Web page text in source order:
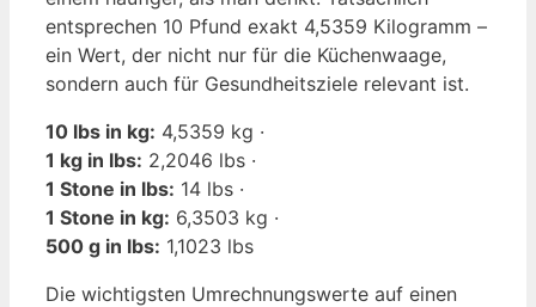
entsprechen 10 Pfund exakt 4,5359 Kilogramm –
ein Wert, der nicht nur für die Küchenwaage,
sondern auch für Gesundheitsziele relevant ist.
10 lbs in kg: 4,5359 kg ·
1 kg in lbs: 2,2046 lbs ·
1 Stone in lbs: 14 lbs ·
1 Stone in kg: 6,3503 kg ·
500 g in lbs: 1,1023 lbs
Die wichtigsten Umrechnungswerte auf einen